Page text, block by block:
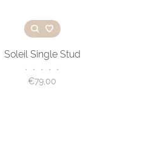
Soleil Single Stud
• • • • •
€79,00